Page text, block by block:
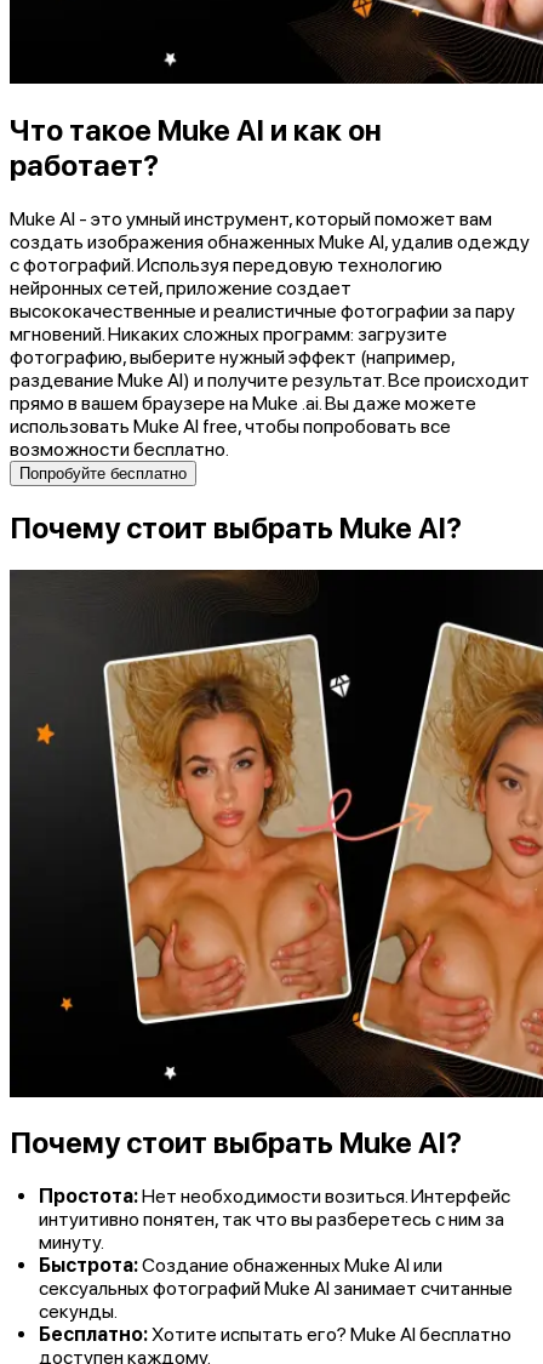
Что такое Muke AI и как он
работает?
Muke AI - это умный инструмент, который поможет вам
создать изображения обнаженных Muke AI, удалив одежду
с фотографий. Используя передовую технологию
нейронных сетей, приложение создает
высококачественные и реалистичные фотографии за пару
мгновений. Никаких сложных программ: загрузите
фотографию, выберите нужный эффект (например,
раздевание Muke AI) и получите результат. Все происходит
прямо в вашем браузере на Muke .ai. Вы даже можете
использовать Muke AI free, чтобы попробовать все
возможности бесплатно.
Попробуйте бесплатно
Почему стоит выбрать Muke AI?
Почему стоит выбрать Muke AI?
Простота:Нет необходимости возиться. Интерфейс
интуитивно понятен, так что вы разберетесь с ним за
минуту.
Быстрота:Создание обнаженных Muke AI или
сексуальных фотографий Muke AI занимает считанные
секунды.
Бесплатно:Хотите испытать его? Muke AI бесплатно
доступен каждому.